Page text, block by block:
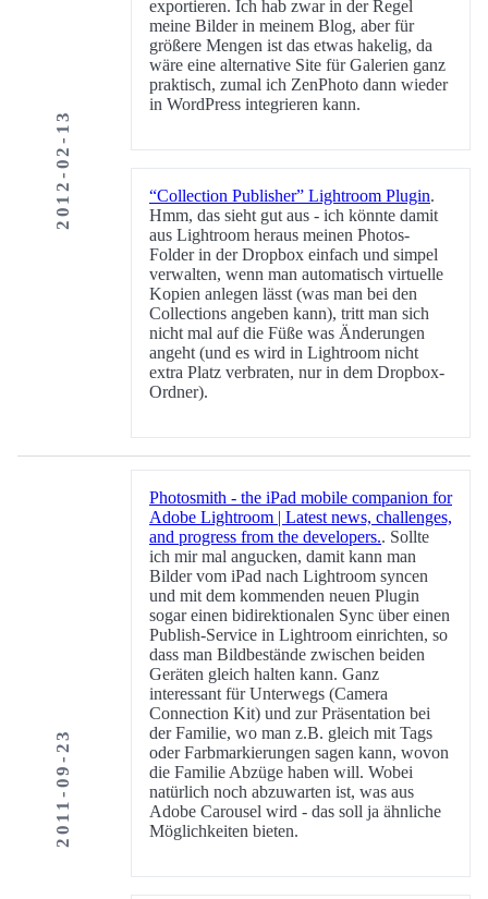
2012-02-13
exportieren. Ich hab zwar in der Regel
meine Bilder in meinem Blog, aber für
größere Mengen ist das etwas hakelig, da
wäre eine alternative Site für Galerien ganz
praktisch, zumal ich ZenPhoto dann wieder
in WordPress integrieren kann.
“Collection Publisher” Lightroom Plugin.
Hmm, das sieht gut aus - ich könnte damit
aus Lightroom heraus meinen Photos-
Folder in der Dropbox einfach und simpel
verwalten, wenn man automatisch virtuelle
Kopien anlegen lässt (was man bei den
Collections angeben kann), tritt man sich
nicht mal auf die Füße was Änderungen
angeht (und es wird in Lightroom nicht
extra Platz verbraten, nur in dem Dropbox-
Ordner).
2011-09-23
Photosmith - the iPad mobile companion for
Adobe Lightroom | Latest news, challenges,
and progress from the developers.. Sollte
ich mir mal angucken, damit kann man
Bilder vom iPad nach Lightroom syncen
und mit dem kommenden neuen Plugin
sogar einen bidirektionalen Sync über einen
Publish-Service in Lightroom einrichten, so
dass man Bildbestände zwischen beiden
Geräten gleich halten kann. Ganz
interessant für Unterwegs (Camera
Connection Kit) und zur Präsentation bei
der Familie, wo man z.B. gleich mit Tags
oder Farbmarkierungen sagen kann, wovon
die Familie Abzüge haben will. Wobei
natürlich noch abzuwarten ist, was aus
Adobe Carousel wird - das soll ja ähnliche
Möglichkeiten bieten.